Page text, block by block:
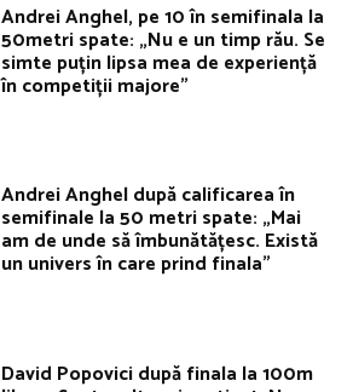
Andrei Anghel, pe 10 în semifinala la
50metri spate: „Nu e un timp rău. Se
simte puțin lipsa mea de experiență
în competiții majore”
Andrei Anghel după calificarea în
semifinale la 50 metri spate: „Mai
am de unde să îmbunătățesc. Există
un univers în care prind finala”
David Popovici după finala la 100m